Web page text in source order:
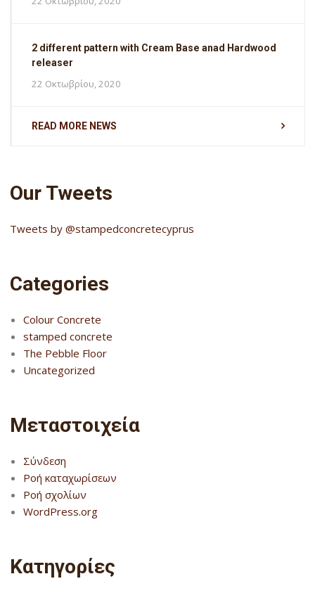
2 different pattern with Cream Base anad Hardwood
releaser
22 Οκτωβρίου, 2020
READ MORE NEWS
Our Tweets
Tweets by @stampedconcretecyprus
Categories
Colour Concrete
stamped concrete
The Pebble Floor
Uncategorized
Μεταστοιχεία
Σύνδεση
Ροή καταχωρίσεων
Ροή σχολίων
WordPress.org
Kατηγορίες